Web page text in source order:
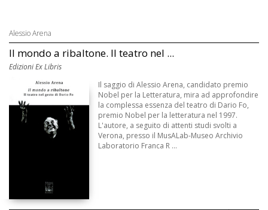
Alessio Arena
Il mondo a ribaltone. Il teatro nel ...
Edizioni Ex Libris
Il saggio di Alessio Arena, candidato premio
Nobel per la Letteratura, mira ad approfondire
la complessa essenza del teatro di Dario Fo,
premio Nobel per la letteratura nel 1997.
L'autore, a seguito di attenti studi svolti a
Verona, presso il MusALab-Museo Archivio
Laboratorio Franca R ...